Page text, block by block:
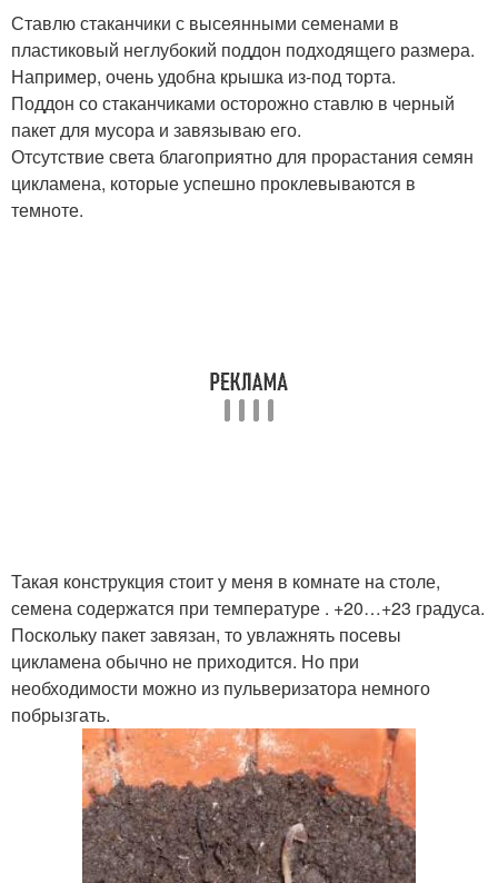
Ставлю стаканчики с высеянными семенами в
пластиковый неглубокий поддон подходящего размера.
Например, очень удобна крышка из-под торта.
Поддон со стаканчиками осторожно ставлю в черный
пакет для мусора и завязываю его.
Отсутствие света благоприятно для прорастания семян
цикламена, которые успешно проклевываются в
темноте.
Такая конструкция стоит у меня в комнате на столе,
семена содержатся при температуре . +20…+23 градуса.
Поскольку пакет завязан, то увлажнять посевы
цикламена обычно не приходится. Но при
необходимости можно из пульверизатора немного
побрызгать.